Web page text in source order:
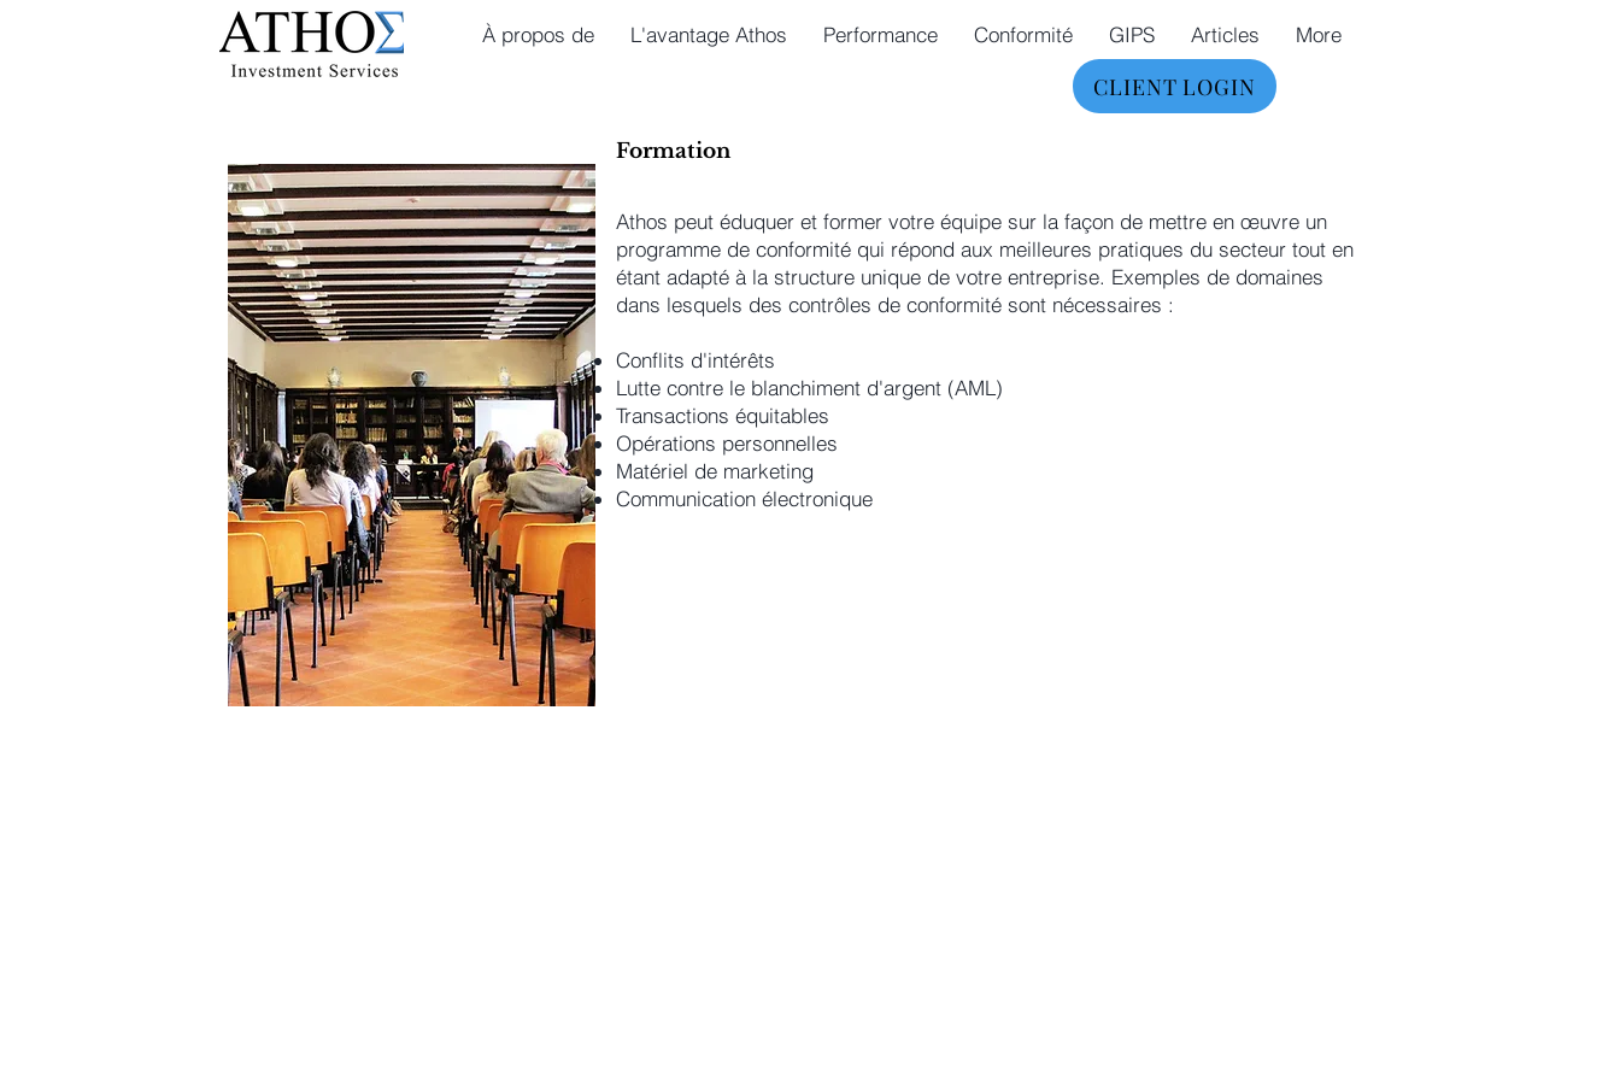
À propos de L'avantage Athos Performance Conformité GIPS Articles More
CLIENT LOGIN
Formation
Athos peut éduquer et former votre équipe sur la façon de mettre en œuvre un
programme de conformité qui répond aux meilleures pratiques du secteur tout en
étant adapté à la structure unique de votre entreprise. Exemples de domaines
dans lesquels des contrôles de conformité sont nécessaires :
Conflits d'intérêts
Lutte contre le blanchiment d'argent (AML)
Transactions équitables
Opérations personnelles
Matériel de marketing
Communication électronique